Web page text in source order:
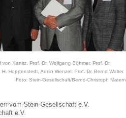
Kanitz, Prof. Dr. Wolfgang Böhmer, Prof. Dr.
Hoppenstedt, Armin Wenzel, Prof. Dr. Bernd Walter
Foto: Stein-Gesellschaft/Bernd-Christoph Matern
vom-Stein-Gesellschaft e.V.
e.V.